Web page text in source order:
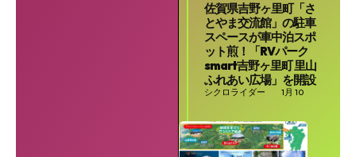
佐賀県吉野ヶ里町「さ
とやま交流館」の駐車
スペースが車中泊スポ
ット煎！「RVパーク
smart吉野ヶ里町 里山
ふれあい広場」を開設
シクロライダー 1月 10